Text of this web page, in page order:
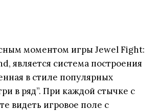
моментом игры Jewel Fight:
является система построения
в стиле популярных
в ряд”. При каждой стычке с
видеть игровое поле с